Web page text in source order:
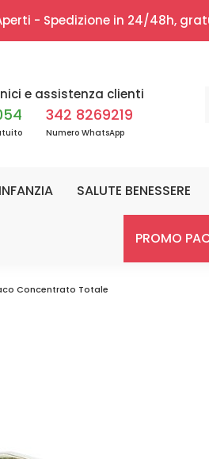
- Spedizione in 24/48h,
e assistenza clienti
342 8269219
Numero WhatsApp
SALUTE BENESSERE
PROMO
Concentrato Totale